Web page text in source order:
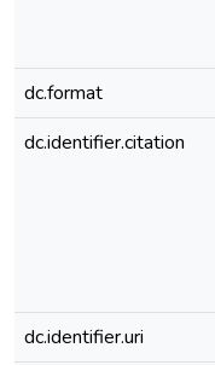
dc.format
dc.identifier.citation
dc.identifier.uri